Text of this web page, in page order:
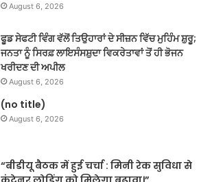
August 6, 2026
ਫੂਡ ਸੇਫਟੀ ਵਿੰਗ ਵੱਲੋਂ ਤਿਉਹਾਰਾਂ ਦੇ ਸੀਜ਼ਨ ਵਿੱਚ ਮੁਹਿੰਮ ਸ਼ੁਰੂ;
ਜਨਤਾ ਨੂੰ ਸਿਰਫ਼ ਲਾਇਸੰਸਸ਼ੁਦਾ ਵਿਕਰੇਤਾਵਾਂ ਤੋਂ ਹੀ ਭੋਜਨ
ਖਰੀਦਣ ਦੀ ਅਪੀਲ
August 6, 2026
(no title)
August 6, 2026
“बीडीयू बैठक में हुई चर्चा : मिनी रेक सुविधा से